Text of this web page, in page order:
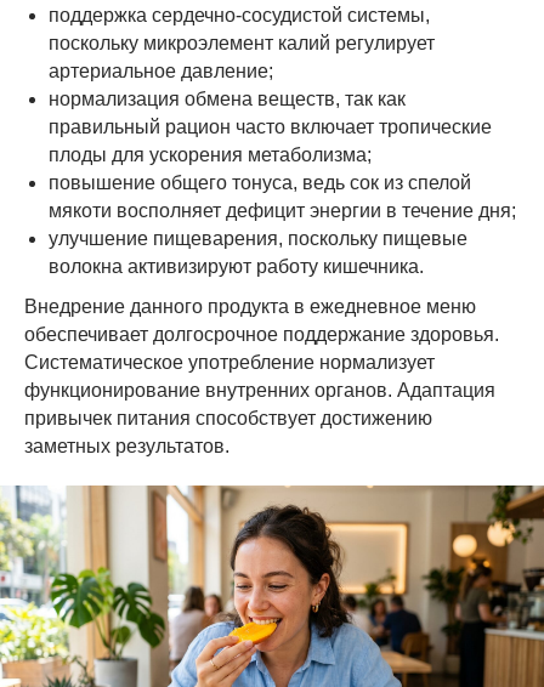
поддержка сердечно-сосудистой системы,
поскольку микроэлемент калий регулирует
артериальное давление;
нормализация обмена веществ, так как
правильный рацион часто включает тропические
плоды для ускорения метаболизма;
повышение общего тонуса, ведь сок из спелой
мякоти восполняет дефицит энергии в течение дня;
улучшение пищеварения, поскольку пищевые
волокна активизируют работу кишечника.
Внедрение данного продукта в ежедневное меню
обеспечивает долгосрочное поддержание здоровья.
Систематическое употребление нормализует
функционирование внутренних органов. Адаптация
привычек питания способствует достижению
заметных результатов.